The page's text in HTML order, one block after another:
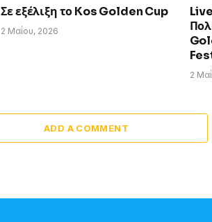
Σε εξέλιξη το Kos Golden Cup
2 Μαΐου, 2026
2
ADD A COMMENT